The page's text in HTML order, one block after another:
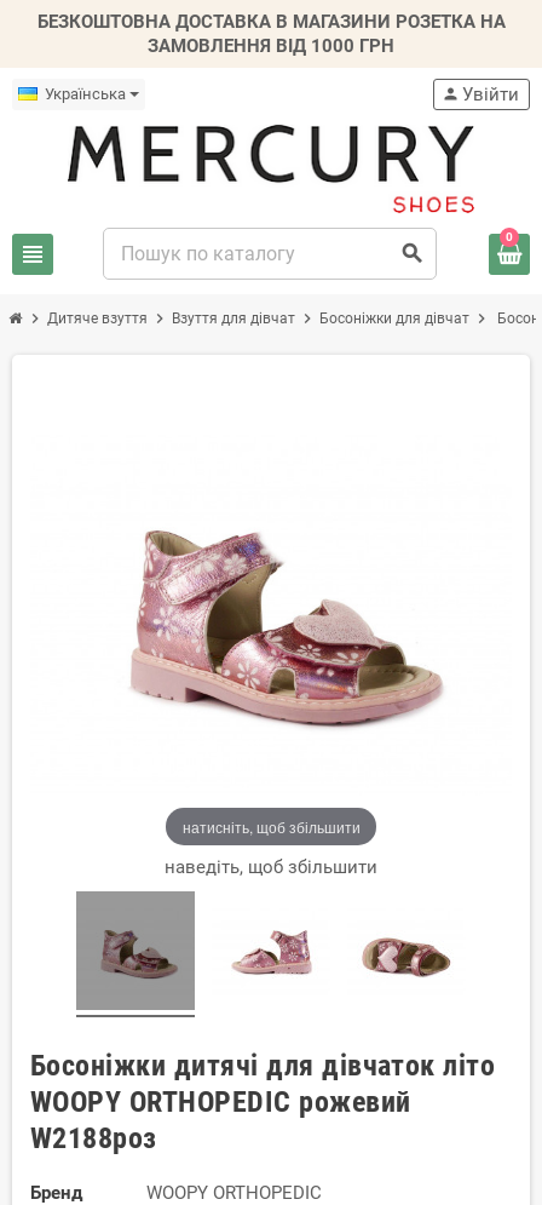
БЕЗКОШТОВНА ДОСТАВКА В МАГАЗИНИ РОЗЕТКА НА
ЗАМОВЛЕННЯ ВІД 1000 ГРН
Українська
view_headline search
person Увійти
0
chevron_right Дитяче взуття chevron_right Взуття для дівчат chevron_right Босоніжки для дівчат chevron_right
натисніть, щоб збільшити
наведіть, щоб збільшити
Босоніжки дитячі для дівчаток літо
WOOPY ORTHOPEDIC рожевий
W2188роз
Бренд
WOOPY ORTHOPEDIC